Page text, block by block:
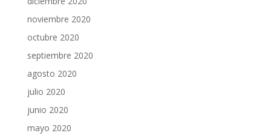
noviembre 2020
octubre 2020
septiembre 2020
agosto 2020
julio 2020
junio 2020
mayo 2020